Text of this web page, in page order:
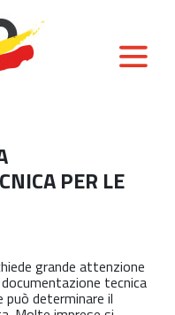
PER LE
grande attenzione
tecnica
può determinare il